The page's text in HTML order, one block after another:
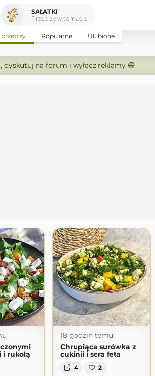
SAŁATKI
Przepisy w temacie
Popularne Ulubione
dyskutuj na forum i wyłącz reklamy 😄
i rukolą
18 godzin temu
Chrupiąca surówka z
cukinii i sera feta
4 2